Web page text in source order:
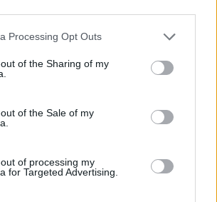
website/app uses one or more Google
visit or usage behaviour. You may click to
to Google and its third-party tags to
specified purposes in below Google
Processing Opt Outs
of the Sharing of my
of the Sale of my
of processing my
for Targeted Advertising.
Kockázatos ötlettel villant a
másolhatja
FORMA-1
Zéró kifogás az Alpine-nál, a